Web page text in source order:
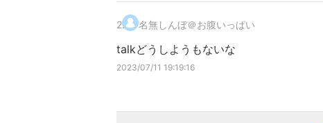
2. 名無しんぼ＠お腹いっぱい
talkどうしようもないな
2023/07/11 19:19:16